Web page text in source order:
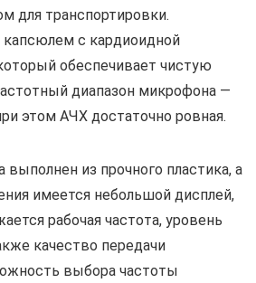
для транспортировки.
с кардиоидной
обеспечивает чистую
диапазон микрофона —
этом АЧХ достаточно ровная.
выполнен из прочного пластика, а
имеется небольшой дисплей,
рабочая частота, уровень
качество передачи
выбора частоты